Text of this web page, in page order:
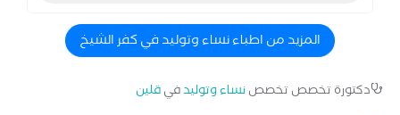
المزيد من اطباء نساء وتوليد في كفر الشيخ
دكتورة تخصص تخصصنساء وتوليدفيقلين